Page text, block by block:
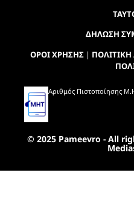
ΔΗΛΩΣΗ
ΟΡΟΙ ΧΡΗΣΗΣ|
Αριθμός Πιστοποίησης
© 2025 Pameevro - All